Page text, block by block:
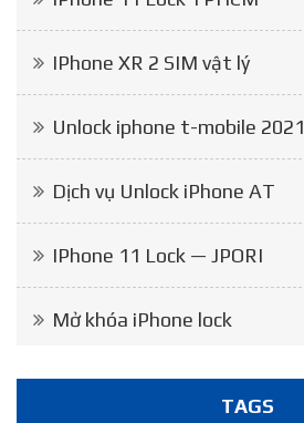
IPhone XR 2 SIM vật lý
Unlock iphone t-mobile 2021
Dịch vụ Unlock iPhone AT
IPhone 11 Lock — JPORI
Mở khóa iPhone lock
TAGS